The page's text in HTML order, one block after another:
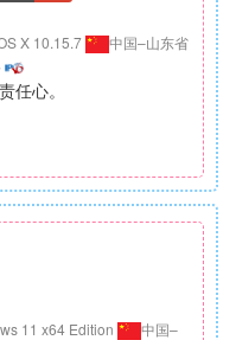
X 10.15.7
中国–山东省
任心。
11 x64 Edition
中国–